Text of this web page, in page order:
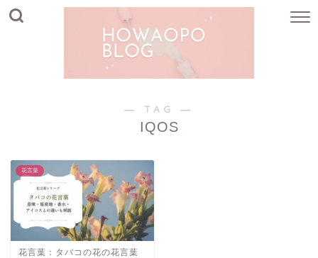
― TAG ―
IQOS
花言葉
花言葉：タバコの花の花言葉